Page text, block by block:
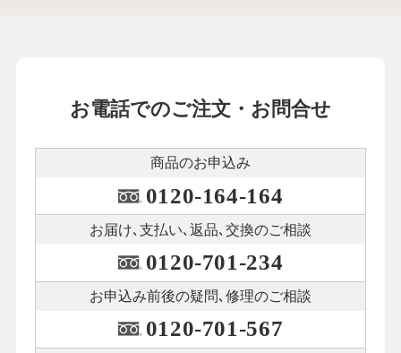
お電話でのご注文・お問合せ
商品のお申込み
0120-164-164
お届け､支払い､ 返品､交換のご相談
0120-701-234
お申込み前後の疑問､修理のご相談
0120-701-567